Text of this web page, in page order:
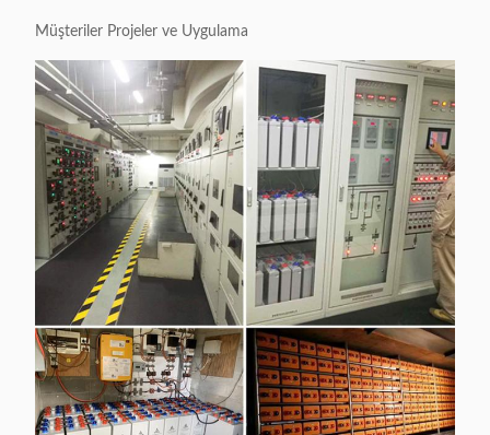
Müşteriler Projeler ve Uygulama